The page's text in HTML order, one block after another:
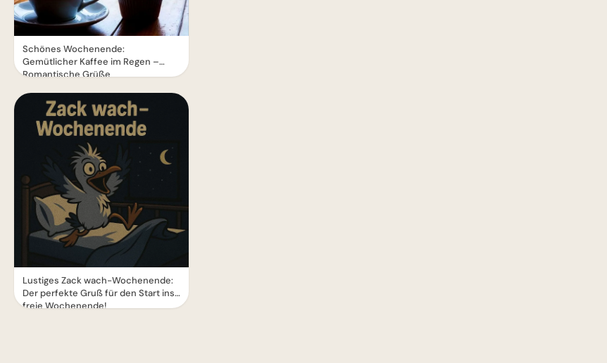
Schönes Wochenende:
Gemütlicher Kaffee im Regen –
Romantische Grüße
Lustiges Zack wach-Wochenende:
Der perfekte Gruß für den Start ins
freie Wochenende!